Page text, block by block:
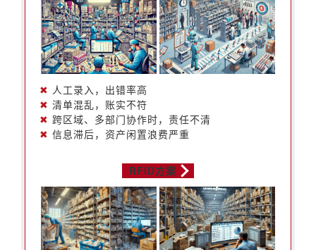
✖ 人工录入，出错率高
✖清单混乱，账实不符
✖ 跨区域、多部门协作时，责任不清
✖信息滞后，资产闲置浪费严重
RFID方案